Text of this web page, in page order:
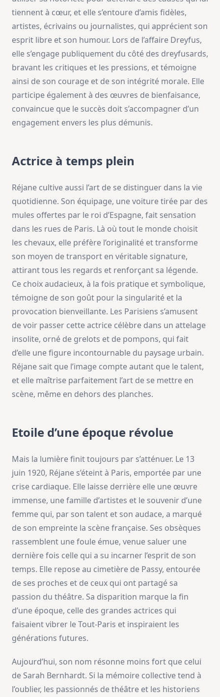
tiennent à cœur, et elle s’entoure d’amis fidèles,
artistes, écrivains ou journalistes, qui apprécient son
esprit libre et son humour. Lors de l’affaire Dreyfus,
elle s’engage publiquement du côté des dreyfusards,
bravant les critiques et les pressions, et témoigne
ainsi de son courage et de son intégrité morale. Elle
participe également à des œuvres de bienfaisance,
convaincue que le succès doit s’accompagner d’un
engagement envers les plus démunis.
Actrice à temps plein
Réjane cultive aussi l’art de se distinguer dans la vie
quotidienne. Son équipage, une voiture tirée par des
mules offertes par le roi d’Espagne, fait sensation
dans les rues de Paris. Là où tout le monde choisit
les chevaux, elle préfère l’originalité et transforme
son moyen de transport en véritable signature,
attirant tous les regards et renforçant sa légende.
Ce choix audacieux, à la fois pratique et symbolique,
témoigne de son goût pour la singularité et la
provocation bienveillante. Les Parisiens s’amusent
de voir passer cette actrice célèbre dans un attelage
insolite, orné de grelots et de pompons, qui fait
d’elle une figure incontournable du paysage urbain.
Réjane sait que l’image compte autant que le talent,
et elle maîtrise parfaitement l’art de se mettre en
scène, même en dehors des planches.
Etoile d’une époque révolue
Mais la lumière finit toujours par s’atténuer. Le 13
juin 1920, Réjane s’éteint à Paris, emportée par une
crise cardiaque. Elle laisse derrière elle une œuvre
immense, une famille d’artistes et le souvenir d’une
femme qui, par son talent et son audace, a marqué
de son empreinte la scène française. Ses obsèques
rassemblent une foule émue, venue saluer une
dernière fois celle qui a su incarner l’esprit de son
temps. Elle repose au cimetière de Passy, entourée
de ses proches et de ceux qui ont partagé sa
passion du théâtre. Sa disparition marque la fin
d’une époque, celle des grandes actrices qui
faisaient vibrer le Tout-Paris et inspiraient les
générations futures.
Aujourd’hui, son nom résonne moins fort que celui
de Sarah Bernhardt. Si la mémoire collective tend à
l’oublier, les passionnés de théâtre et les historiens